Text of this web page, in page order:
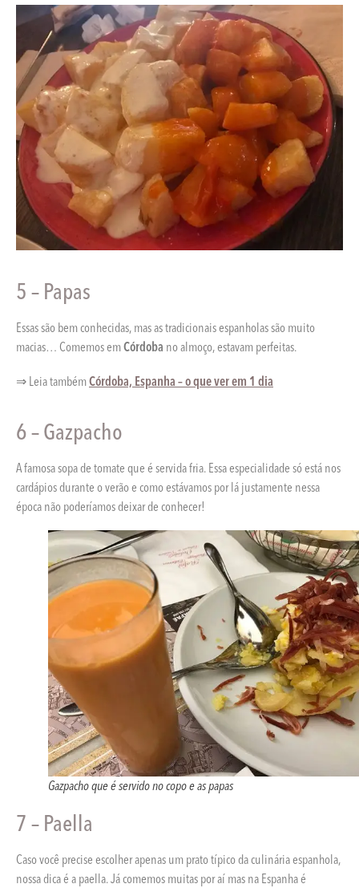
5 – Papas
Essas são bem conhecidas, mas as tradicionais espanholas são muito
macias… Comemos emCórdoba no almoço, estavam perfeitas.
⇒ Leia tambémCórdoba, Espanha – o que ver em 1 dia
6 – Gazpacho
A famosa sopa de tomate que é servida fria. Essa especialidade só está nos
cardápios durante o verão e como estávamos por lá justamente nessa
época não poderíamos deixar de conhecer!
Gazpacho que é servido no copo e as papas
7 – Paella
Caso você precise escolher apenas um prato típico da culinária espanhola,
nossa dica é a paella. Já comemos muitas por aí mas na Espanha é